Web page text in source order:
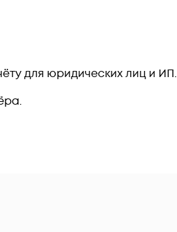
для юридических лиц и ИП.